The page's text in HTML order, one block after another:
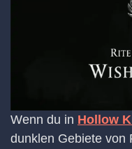
Wenn du in Hollow
dunklen Gebiete von